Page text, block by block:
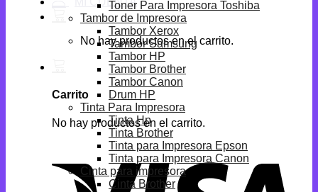
No hay productos en el carrito.
Carrito
No hay productos en el carrito.
Toner Para Impresora Toshiba
Tambor de Impresora
Tambor Xerox
Tambor Samsung
Tambor HP
Tambor Brother
Tambor Canon
Drum HP
Tinta Para Impresora
Tinta Hp
Tinta Brother
Tinta para Impresora Epson
Tinta para Impresora Canon
Cinta para impresora
Cinta Brother